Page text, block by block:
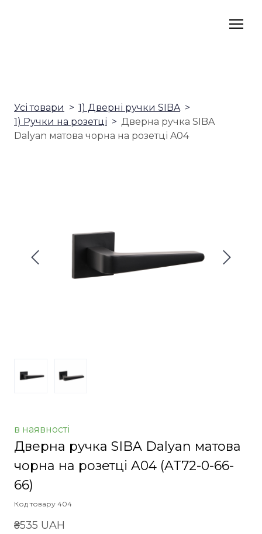
Усі товари
1) Дверні ручки SIBA
1) Ручки на розетці
Дверна ручка SIBA
Dalyan матова чорна на розетці A04
в наявності
Дверна ручка SIBA Dalyan матова
чорна на розетці A04 (AT72-0-66-
66)
Код товару 404
₴535 UAH